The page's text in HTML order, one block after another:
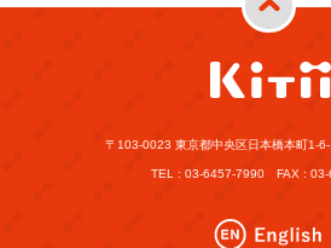
〒103-0023 東京都中央区日本橋本町1-6-
TEL : 03-6457-7990 FAX : 03-